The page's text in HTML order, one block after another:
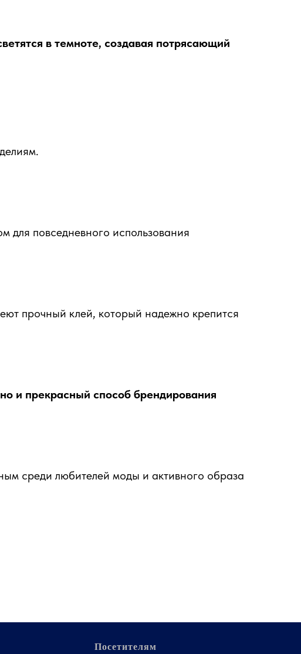
в темноте, создавая потрясающий
для повседневного использования
прочный клей, который надежно крепится
и прекрасный способ брендирования
среди любителей моды и активного образа
Посетителям